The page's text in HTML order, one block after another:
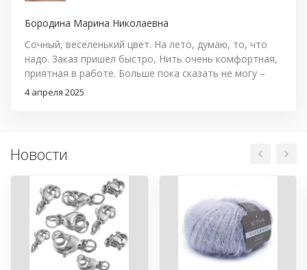
Бородина Марина Николаевна
Сочный, веселенький цвет. На лето, думаю, то, что
надо. Заказ пришел быстро, Нить очень комфортная,
приятная в работе. Больше пока сказать не могу –
посмотрим на результат. Но пока, ставлю твердую
пятерку и товару и продавцу за качество
4 апреля 2025
Новости